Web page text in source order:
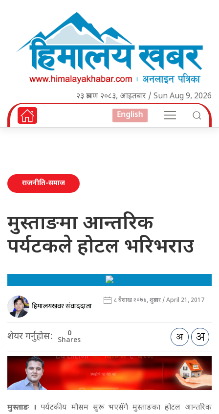
२३ श्रावण २०८३, आइतबार / Sun Aug 9, 2026
English
राजनीति-समाज
मुस्ताङमा आन्तरिक
पर्यटकले होटल भरिभराउ
हिमालयखवर संवाददाता ८ बैशाख २०७४, शुक्रबार / April 21, 2017
शेयर गर्नुहोस: 0
Shares
मुस्ताङ । पर्यटकीय मौसम सुरू भएसँगै मुस्ताङका होटल आन्तरिक